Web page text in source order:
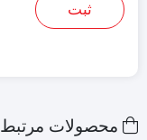
محصولات مرتبط